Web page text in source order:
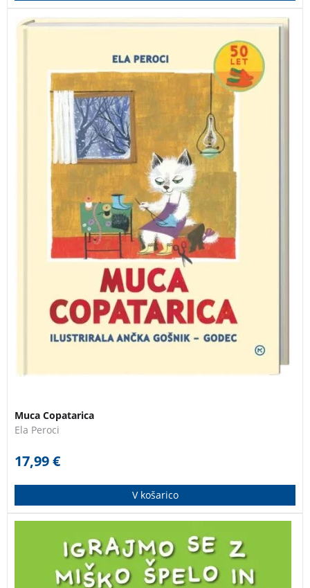
Priljubljena zgodba za otroke bo zanesljivo našla pot v
vse tiste domove, kjer otroci radi pozabljajo na red.
Muca Copatarica
Ela Peroci
17,99€
V košarico
Knjiga združuje različne naloge, pobarvanke, labirinte,
spomin in druge zabavne aktivnosti, s katerimi bodo
otroci urili svoje sposobnosti.